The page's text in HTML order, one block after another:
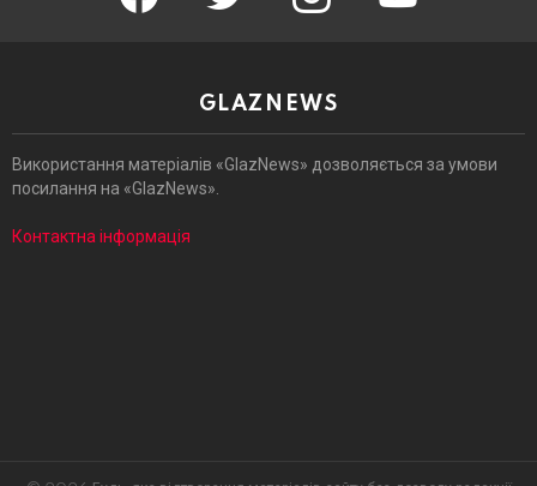
GLAZNEWS
Використання матеріалів «GlazNews» дозволяється за умови
посилання на «GlazNews».
Контактна інформація